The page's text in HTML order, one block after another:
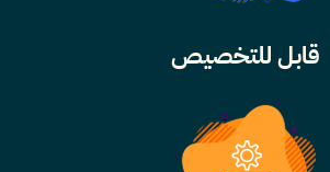
قابل للتخصيص